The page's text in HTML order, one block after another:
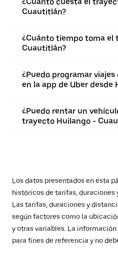
Cuautitlán?
¿Cuánto tiempo toma el
Cuautitlán?
¿Puedo programar
en la app de Uber desde
¿Puedo rentar un
trayecto Huilango -
Los datos presentados en esta
históricos de tarifas, duraciones
Las tarifas, duraciones y
según factores como la
y otras variables. La
para fines de referencia y no